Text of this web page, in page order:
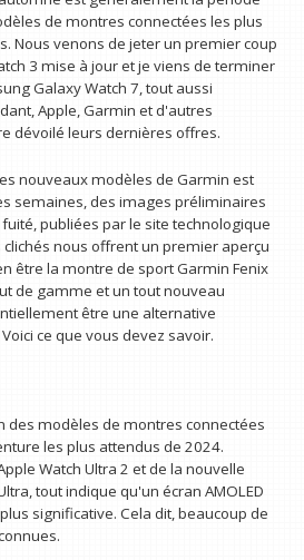
de montres connectées les plus
Nous venons de jeter un premier coup
3 mise à jour et je viens de terminer
Galaxy Watch 7, tout aussi
Apple, Garmin et d'autres
dévoilé leurs dernières offres.
nouveaux modèles de Garmin est
semaines, des images préliminaires
publiées par le site technologique
clichés nous offrent un premier aperçu
être la montre de sport Garmin Fenix
de gamme et un tout nouveau
être une alternative
ce que vous devez savoir.
des modèles de montres connectées
les plus attendus de 2024.
Watch Ultra 2 et de la nouvelle
tout indique qu'un écran AMOLED
significative. Cela dit, beaucoup de